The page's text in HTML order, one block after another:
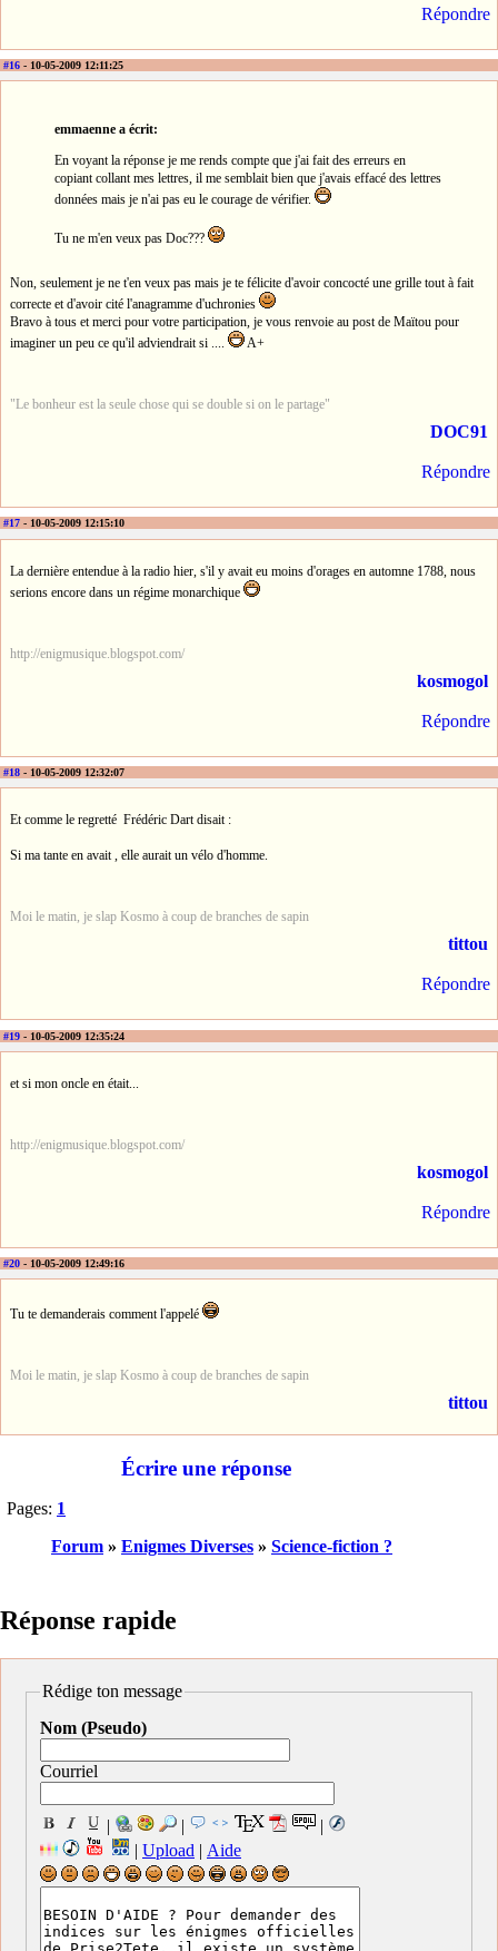
Répondre
#16 - 10-05-2009 12:11:25
emmaenne a écrit:
En voyant la réponse je me rends compte que j'ai fait des erreurs en
copiant collant mes lettres, il me semblait bien que j'avais effacé des lettres
données mais je n'ai pas eu le courage de vérifier.
Tu ne m'en veux pas Doc???
Non, seulement je ne t'en veux pas mais je te félicite d'avoir concocté une grille tout à fait
correcte et d'avoir cité l'anagramme d'uchronies
Bravo à tous et merci pour votre participation, je vous renvoie au post de Maïtou pour
imaginer un peu ce qu'il adviendrait si ....
A+
"Le bonheur est la seule chose qui se double si on le partage"
DOC91
Répondre
#17 - 10-05-2009 12:15:10
La dernière entendue à la radio hier, s'il y avait eu moins d'orages en automne 1788, nous
serions encore dans un régime monarchique
http://enigmusique.blogspot.com/
kosmogol
Répondre
#18 - 10-05-2009 12:32:07
Et comme le regretté Frédéric Dart disait :
Si ma tante en avait , elle aurait un vélo d'homme.
Moi le matin, je slap Kosmo à coup de branches de sapin
tittou
Répondre
#19 - 10-05-2009 12:35:24
et si mon oncle en était...
http://enigmusique.blogspot.com/
kosmogol
Répondre
#20 - 10-05-2009 12:49:16
Tu te demanderais comment l'appelé
Moi le matin, je slap Kosmo à coup de branches de sapin
tittou
Écrire une réponse
Pages: 1
Forum » Enigmes Diverses » Science-fiction ?
Réponse rapide
Rédige ton message
Nom (Pseudo)
Courriel
| |
|
| Upload | Aide